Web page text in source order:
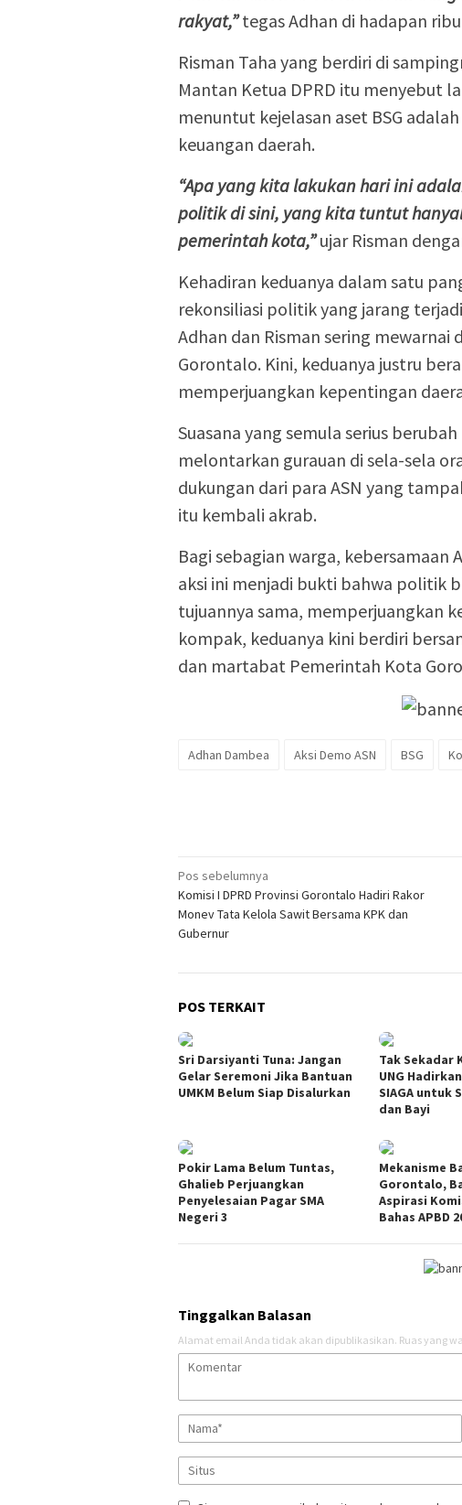
rakyat,”tegas Adhan di hadapan
Risman Taha yang berdiri di
Mantan Ketua DPRD itu menyebut
menuntut kejelasan aset BSG
keuangan daerah.
“Apa yang kita lakukan hari ini
politik di sini, yang kita tuntut
pemerintah kota,”ujar Risman
Kehadiran keduanya dalam satu
rekonsiliasi politik yang jarang
Adhan dan Risman sering
Gorontalo. Kini, keduanya justru
memperjuangkan kepentingan
Suasana yang semula serius
melontarkan gurauan di sela-sela
dukungan dari para ASN yang
itu kembali akrab.
Bagi sebagian warga, kebersamaan
aksi ini menjadi bukti bahwa politik
tujuannya sama, memperjuangkan
kompak, keduanya kini berdiri
dan martabat Pemerintah Kota
Adhan Dambea Aksi Demo ASN BSG
Navigasi
pos
Pos sebelumnya
Komisi I DPRD Provinsi Gorontalo Hadiri Rakor
Monev Tata Kelola Sawit Bersama KPK dan
Gubernur
POS TERKAIT
Sri Darsiyanti Tuna: Jangan
Gelar Seremoni Jika Bantuan
UMKM Belum Siap Disalurkan
Tak Sekadar
UNG
SIAGA untuk
dan Bayi
Pokir Lama Belum Tuntas,
Ghalieb Perjuangkan
Penyelesaian Pagar SMA
Negeri 3
Mekanisme
Gorontalo,
Aspirasi
Bahas APBD
Tinggalkan Balasan
Alamat email Anda tidak akan dipublikasikan. Ruas yang